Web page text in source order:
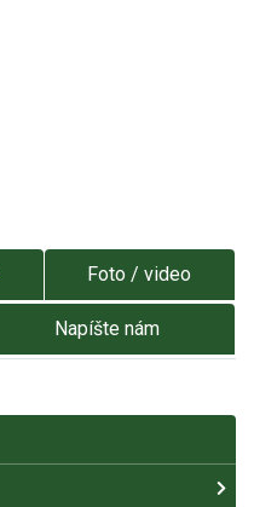
Foto / video
Napíšte nám